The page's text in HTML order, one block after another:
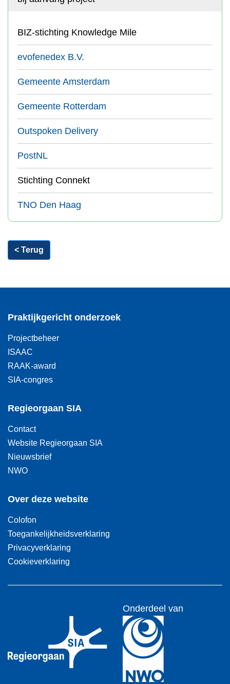
BIZ-stichting Knowledge Mile
evofenedex B.V.
Gemeente Amsterdam
Gemeente Rotterdam
Outspoken Delivery
PostNL
Stichting Connekt
TNO Den Haag
< Terug
Praktijkgericht onderzoek
Projectbeheer
ISAAC
RAAK-award
SIA-congres
Regieorgaan SIA
Contact
Website Regieorgaan SIA
Nieuwsbrief
NWO
Over deze website
Colofon
Toegankelijkheidsverklaring
Privacyverklaring
Cookieverklaring
Onderdeel van